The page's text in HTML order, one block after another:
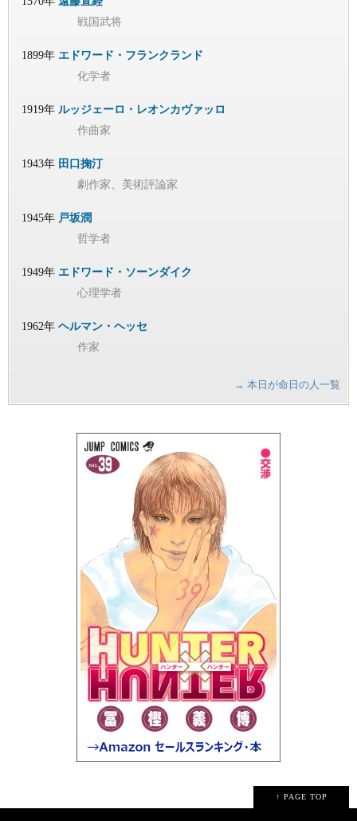
戦国武将
1899年 エドワード・フランクランド
化学者
1919年 ルッジェーロ・レオンカヴァッロ
作曲家
1943年 田口掬汀
劇作家、美術評論家
1945年 戸坂潤
哲学者
1949年 エドワード・ソーンダイク
心理学者
1962年 ヘルマン・ヘッセ
作家
→ 本日が命日の人一覧
↑ PAGE TOP